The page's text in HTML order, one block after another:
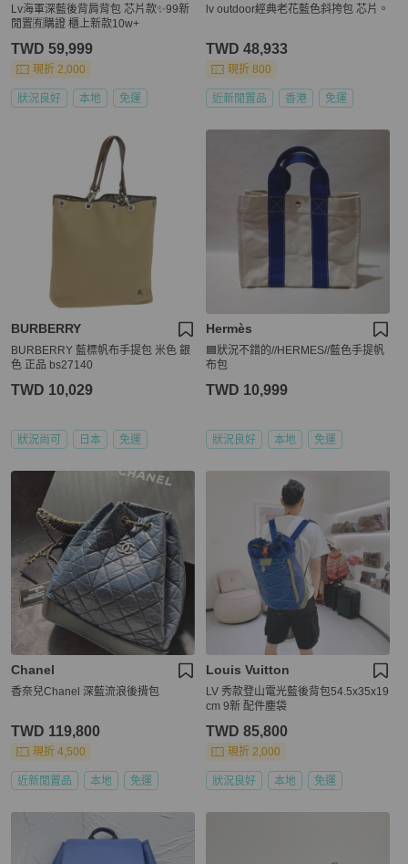
Lv海軍深藍後背肩背包 芯片款✨99新
閒置🈶購證 櫃上新款10w+
TWD 59,999
現折 2,000
狀況良好 本地 免運
lv outdoor經典老花藍色斜挎包 芯片。
TWD 48,933
現折 800
近新閒置品 香港 免運
BURBERRY
BURBERRY 藍標帆布手提包 米色 銀
色 正品 bs27140
TWD 10,029
狀況尚可 日本 免運
Hermès
🟦狀況不錯的//HERMES//藍色手提帆
布包
TWD 10,999
狀況良好 本地 免運
Chanel
香奈兒Chanel 深藍流浪後揹包
TWD 119,800
現折 4,500
近新閒置品 本地 免運
Louis Vuitton
LV 秀款登山電光藍後背包54.5x35x19
cm 9新 配件塵袋
TWD 85,800
現折 2,000
狀況良好 本地 免運